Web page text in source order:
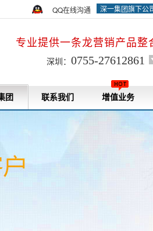
深一集团旗下公
QQ在线沟通
专业提供一条龙营销产品整
深圳： 0755-27612861
团 联系我们 增值业务